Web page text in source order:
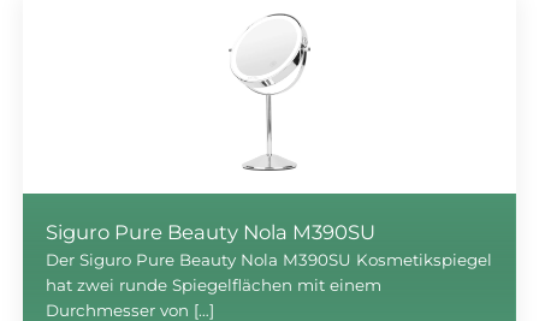
Siguro Pure Beauty Nola M390SU
Der Siguro Pure Beauty Nola M390SU Kosmetikspiegel
hat zwei runde Spiegelflächen mit einem
Durchmesser von […]